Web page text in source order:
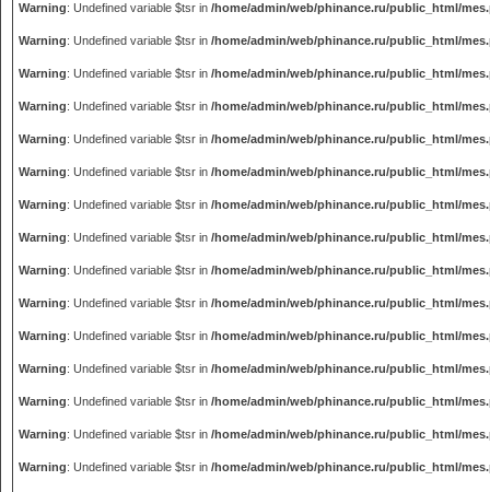
Warning: Undefined variable $tsr in /home/admin/web/phinance.ru/public_html/
Warning: Undefined variable $tsr in /home/admin/web/phinance.ru/public_html/
Warning: Undefined variable $tsr in /home/admin/web/phinance.ru/public_html/
Warning: Undefined variable $tsr in /home/admin/web/phinance.ru/public_html/
Warning: Undefined variable $tsr in /home/admin/web/phinance.ru/public_html/
Warning: Undefined variable $tsr in /home/admin/web/phinance.ru/public_html/
Warning: Undefined variable $tsr in /home/admin/web/phinance.ru/public_html/
Warning: Undefined variable $tsr in /home/admin/web/phinance.ru/public_html/
Warning: Undefined variable $tsr in /home/admin/web/phinance.ru/public_html/
Warning: Undefined variable $tsr in /home/admin/web/phinance.ru/public_html/
Warning: Undefined variable $tsr in /home/admin/web/phinance.ru/public_html/
Warning: Undefined variable $tsr in /home/admin/web/phinance.ru/public_html/
Warning: Undefined variable $tsr in /home/admin/web/phinance.ru/public_html/
Warning: Undefined variable $tsr in /home/admin/web/phinance.ru/public_html/
Warning: Undefined variable $tsr in /home/admin/web/phinance.ru/public_html/